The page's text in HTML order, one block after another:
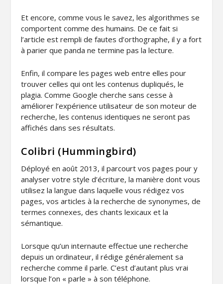
Et encore, comme vous le savez, les algorithmes se
comportent comme des humains. De ce fait si
l’article est rempli de fautes d’orthographe, il y a fort
à parier que panda ne termine pas la lecture.
Enfin, il compare les pages web entre elles pour
trouver celles qui ont les contenus dupliqués, le
plagia. Comme Google cherche sans cesse à
améliorer l’expérience utilisateur de son moteur de
recherche, les contenus identiques ne seront pas
affichés dans ses résultats.
Colibri (Hummingbird)
Déployé en août 2013, il parcourt vos pages pour y
analyser votre style d’écriture, la manière dont vous
utilisez la langue dans laquelle vous rédigez vos
pages, vos articles à la recherche de synonymes, de
termes connexes, des chants lexicaux et la
sémantique.
Lorsque qu’un internaute effectue une recherche
depuis un ordinateur, il rédige généralement sa
recherche comme il parle. C’est d’autant plus vrai
lorsque l’on « parle » à son téléphone.